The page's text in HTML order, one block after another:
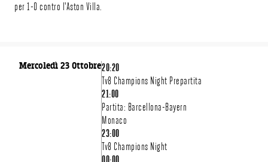
per 1-0 contro l'Aston Villa.
Mercoledì 23 Ottobre20:20
Tv8 Champions Night Prepartita
21:00
Partita: Barcellona-Bayern
Monaco
23:00
Tv8 Champions Night
00:00